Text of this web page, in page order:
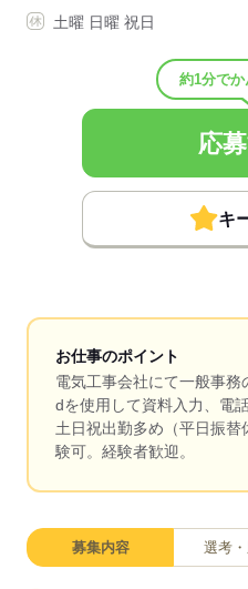
土曜 日曜 祝日
約1分で
応
キ
お仕事のポイント
電気工事会社にて一般事
dを使用して資料入力、電
土日祝出勤多め（平日振
験可。経験者歓迎。
募集内容 選考